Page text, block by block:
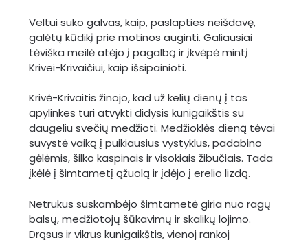
Veltui suko galvas, kaip, paslapties neišdavę,
galėtų kūdikį prie motinos auginti. Galiausiai
tėviška meilė atėjo į pagalbą ir įkvėpė mintį
Krivei-Krivaičiui, kaip išsipainioti.
Krivė-Krivaitis žinojo, kad už kelių dienų į tas
apylinkes turi atvykti didysis kunigaikštis su
daugeliu svečių medžioti. Medžioklės dieną tėvai
suvystė vaiką į puikiausius vystyklus, padabino
gėlėmis, šilko kaspinais ir visokiais žibučiais. Tada
įkėlė į šimtametį ąžuolą ir įdėjo į erelio lizdą.
Netrukus suskambėjo šimtametė giria nuo ragų
balsų, medžiotojų šūkavimų ir skalikų lojimo.
Drąsus ir vikrus kunigaikštis, vienoj rankoj